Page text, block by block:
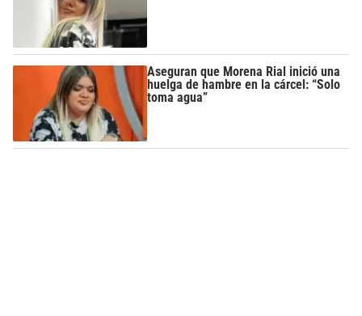
Aseguran que Morena Rial inició una
huelga de hambre en la cárcel: “Solo
toma agua”